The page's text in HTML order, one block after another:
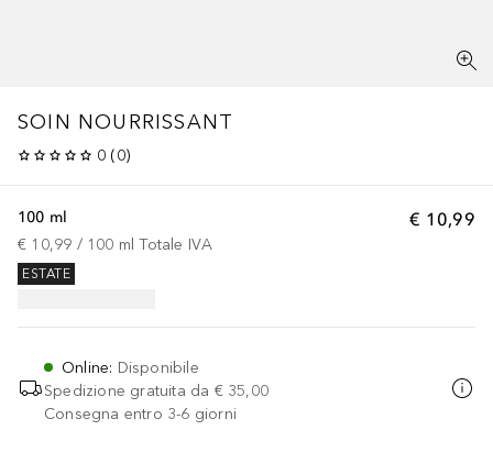
SOIN NOURRISSANT
0 (0)
€ 10,99
100 ml
€ 10,99 / 100 ml Totale IVA
ESTATE
Online: Disponibile
Spedizione gratuita da € 35,00
Consegna entro 3-6 giorni